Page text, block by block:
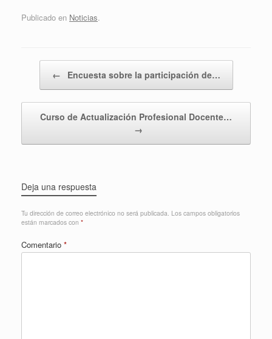
Publicado en Noticias.
Navegador de artículos
← Encuesta sobre la participación de…
Curso de Actualización Profesional Docente…
→
Deja una respuesta
Tu dirección de correo electrónico no será publicada. Los campos obligatorios
están marcados con *
Comentario *